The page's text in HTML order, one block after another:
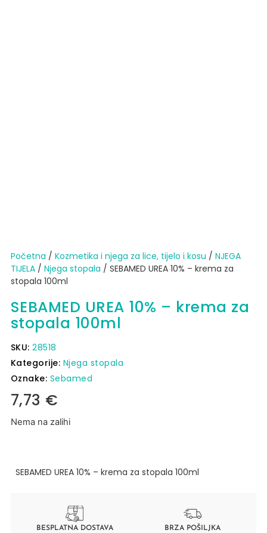
Početna / Kozmetika i njega za lice, tijelo i kosu / NJEGA
TIJELA/ Njega stopala / SEBAMED UREA 10% – krema za
stopala 100ml
SEBAMED UREA 10% – krema za
stopala 100ml
SKU:28518
Kategorije: Njega stopala
Oznake: Sebamed
7,73 €
Nema na zalihi
SEBAMED UREA 10% – krema za stopala 100ml
BESPLATNA DOSTAVA BRZA POŠILJKA